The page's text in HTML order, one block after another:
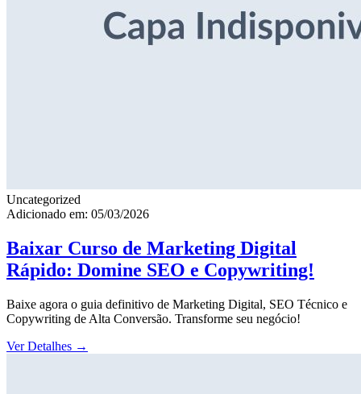
Uncategorized
Adicionado em: 05/03/2026
Baixar Curso de Marketing Digital
Rápido: Domine SEO e Copywriting!
Baixe agora o guia definitivo de Marketing Digital, SEO Técnico e
Copywriting de Alta Conversão. Transforme seu negócio!
Ver Detalhes →